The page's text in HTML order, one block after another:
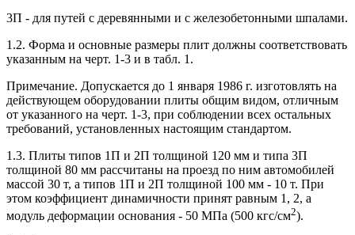
3П - для путей с деревянными и с железобетонными шпалами.
1.2. Форма и основные размеры плит должны соответствовать
указанным на черт. 1-3 и в табл. 1.
Примечание. Допускается до 1 января 1986 г. изготовлять на
действующем оборудовании плиты общим видом, отличным
от указанного на черт. 1-3, при соблюдении всех остальных
требований, установленных настоящим стандартом.
1.3. Плиты типов 1П и 2П толщиной 120 мм и типа 3П
толщиной 80 мм рассчитаны на проезд по ним автомобилей
массой 30 т, а типов 1П и 2П толщиной 100 мм - 10 т. При
этом коэффициент динамичности принят равным 1, 2, а
модуль деформации основания - 50 МПа (500 кгс/см2).